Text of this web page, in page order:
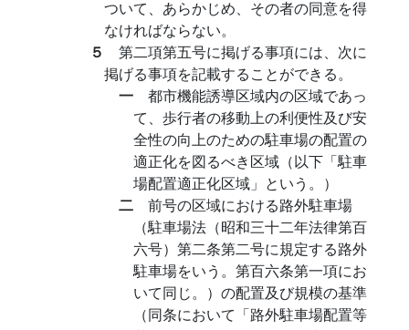
ついて、あらかじめ、その者の同意を得
なければならない。
５ 第二項第五号に掲げる事項には、次に
掲げる事項を記載することができる。
一 都市機能誘導区域内の区域であっ
て、歩行者の移動上の利便性及び安
全性の向上のための駐車場の配置の
適正化を図るべき区域（以下「駐車
場配置適正化区域」という。）
二 前号の区域における路外駐車場
（駐車場法（昭和三十二年法律第百
六号）第二条第二号に規定する路外
駐車場をいう。第百六条第一項にお
いて同じ。）の配置及び規模の基準
（同条において「路外駐車場配置等